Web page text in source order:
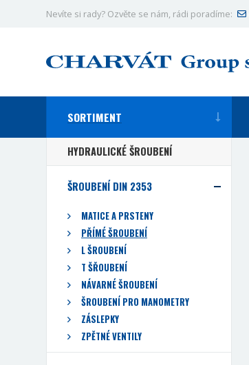
Nevíte si rady? Ozvěte se nám, rádi poradíme:
SORTIMENT
HYDRAULICKÉ ŠROUBENÍ
ŠROUBENÍ DIN 2353
MATICE A PRSTENY
PŘÍMÉ ŠROUBENÍ
L ŠROUBENÍ
T ŠŘOUBENÍ
NÁVARNÉ ŠROUBENÍ
ŠROUBENÍ PRO MANOMETRY
ZÁSLEPKY
ZPĚTNÉ VENTILY